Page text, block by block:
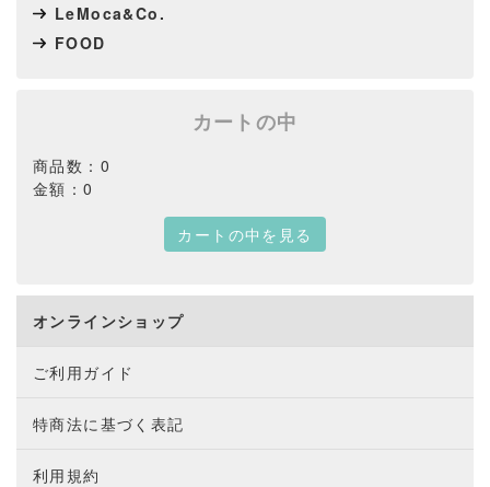
LeMoca&Co.
FOOD
カートの中
商品数：0
金額：0
カートの中を見る
オンラインショップ
ご利用ガイド
特商法に基づく表記
利用規約